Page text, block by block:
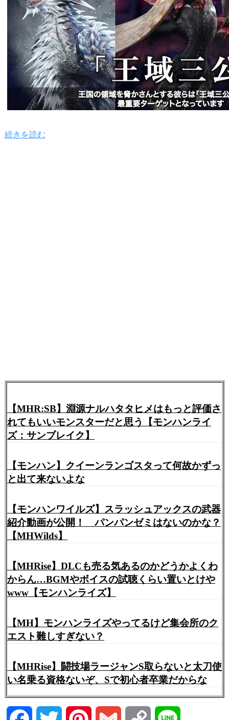
続きを読む
【MHR:SB】淵源ナルハタタヒメはもっと評価さ
れてもいいモンスターだと思う【モンハンライ
ズ：サンブレイク】
【モンハン】クイーンランゴスタって何故かずっ
と出て来ないよな
【モンハンワイルズ】スラッシュアックスの武器
紹介動画が公開！ パンパンゼミはないのかな？
【MHWilds】
【MHRise】DLCも売る気あるのかどうかよくわ
からん…BGMやボイスの試聴くらい置いとけや
www【モンハンライズ】
【MH】モンハンライズやってるけど集会所のク
エスト難しすぎない？
【MHRise】闘技場ラージャンS取らないと太刀使
い名乗る資格ないぞ、Sで初心者卒業だからな